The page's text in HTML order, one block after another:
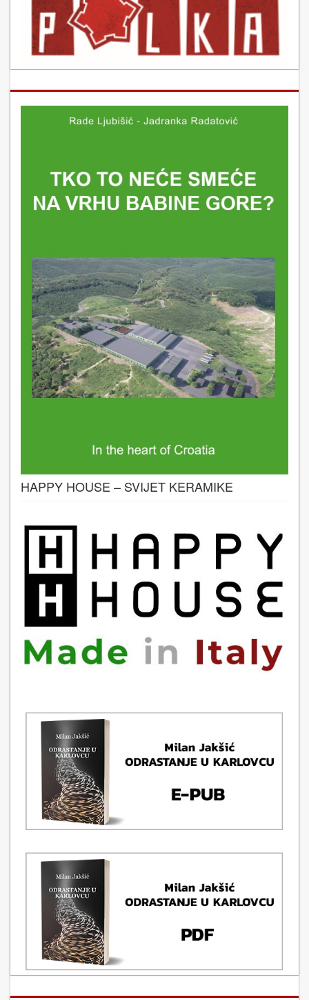
HAPPY HOUSE – SVIJET KERAMIKE